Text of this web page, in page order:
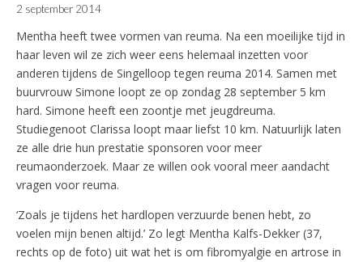
2 september 2014
Mentha heeft twee vormen van reuma. Na een moeilijke tijd in
haar leven wil ze zich weer eens helemaal inzetten voor
anderen tijdens de Singelloop tegen reuma 2014. Samen met
buurvrouw Simone loopt ze op zondag 28 september 5 km
hard. Simone heeft een zoontje met jeugdreuma.
Studiegenoot Clarissa loopt maar liefst 10 km. Natuurlijk laten
ze alle drie hun prestatie sponsoren voor meer
reumaonderzoek. Maar ze willen ook vooral meer aandacht
vragen voor reuma.
‘Zoals je tijdens het hardlopen verzuurde benen hebt, zo
voelen mijn benen altijd.’ Zo legt Mentha Kalfs-Dekker (37,
rechts op de foto) uit wat het is om fibromyalgie en artrose in